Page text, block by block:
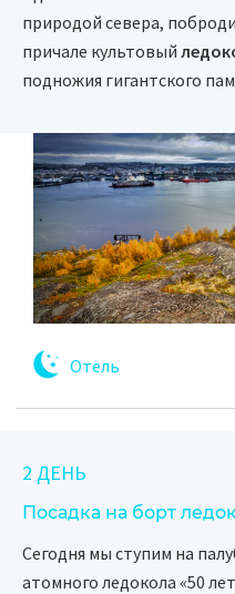
природой севера,
причале культовый
подножия гигантского
Отель
2 ДЕНЬ
Посадка на борт
Сегодня мы ступим на
атомного ледокола «50